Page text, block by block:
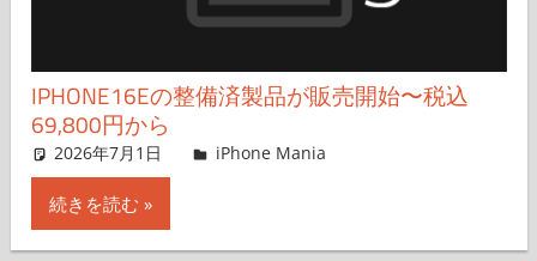
IPHONE16Eの整備済製品が販売開始〜税込
69,800円から
2026年7月1日 FT729
iPhone Mania
続きを読む